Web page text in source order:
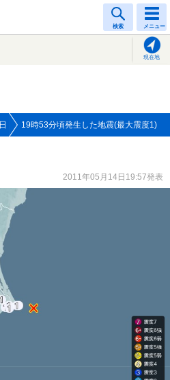
検索 メニュー
現在地
19時53分頃発生した地震(最大震度1)
2011年05月14日19:57発表